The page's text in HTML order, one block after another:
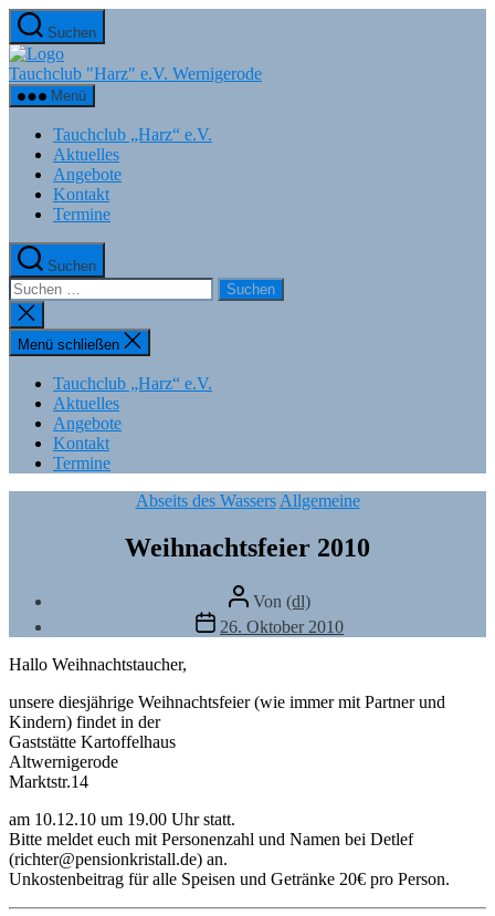
Zum
Inhalt
springen
Suchen
Tauchclub "Harz" e.V. Wernigerode
Menü
Tauchclub „Harz“ e.V.
Aktuelles
Angebote
Kontakt
Termine
Suchen
Suchen
nach:
Suche
schließen
Menü schließen
Tauchclub „Harz“ e.V.
Aktuelles
Angebote
Kontakt
Termine
Kategorien
Abseits des Wassers Allgemeine
Weihnachtsfeier 2010
Beitragsautor
Von (dl)
Veröffentlichungsdatum
26. Oktober 2010
Hallo Weihnachtstaucher,
unsere diesjährige Weihnachtsfeier (wie immer mit Partner und
Kindern) findet in der
Gaststätte Kartoffelhaus
Altwernigerode
Marktstr.14
am 10.12.10 um 19.00 Uhr statt.
Bitte meldet euch mit Personenzahl und Namen bei Detlef
(richter@pensionkristall.de) an.
Unkostenbeitrag für alle Speisen und Getränke 20€ pro Person.